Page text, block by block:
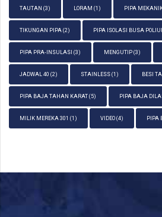
TAUTAN (3) LORAM (1) PIPA
TIKUNGAN PIPA (2) PIPA ISOLASI BUSA
PIPA PRA-INSULASI (3) MENGUTIP (3)
JADWAL 40 (2) STAINLESS (1) BESI
PIPA BAJA TAHAN KARAT (5) PIPA BAJA
MILIK MEREKA 301 (1) VIDEO (4) PIPA